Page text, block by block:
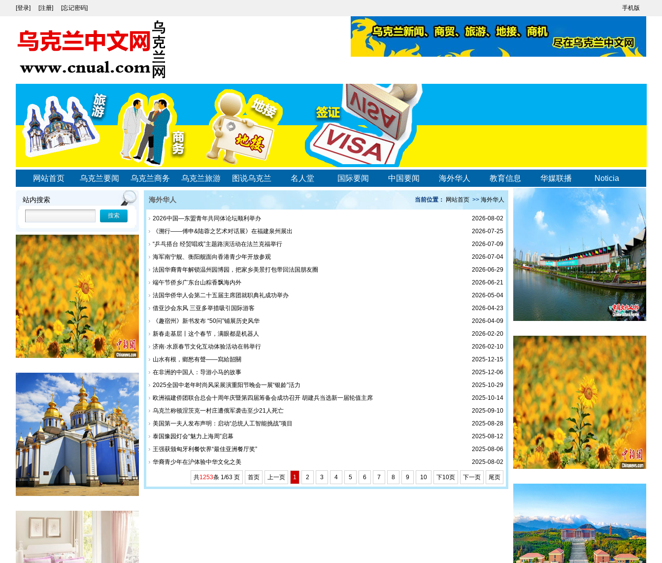
手机版
[登录] [注册] [忘记密码]
网站首页 乌克兰要闻 乌克兰商务 乌克兰旅游 图说乌克兰 名人堂 国际要闻 中国要闻 海外华人 教育信息 华媒联播 Noticia
站内搜索 当前位置： 网站首页 >> 海外华人
海外华人
2026-08-02
2026中国—东盟青年共同体论坛顺利举办
2026-07-25
《溯行——傅申&陆蓉之艺术对话展》在福建泉州展出
2026-07-09
“乒乓搭台 经贸唱戏”主题路演活动在法兰克福举行
2026-07-04
海军南宁舰、衡阳舰面向香港青少年开放参观
2026-06-29
法国华裔青年解锁温州园博园，把家乡美景打包带回法国朋友圈
2026-06-21
端午节侨乡广东台山粽香飘海内外
2026-05-04
法国华侨华人会第二十五届主席团就职典礼成功举办
2026-04-23
借亚沙会东风 三亚多举措吸引国际游客
2026-04-09
《趣宿州》新书发布 “50问”铺展历史风华
2026-02-20
新春走基层丨这个春节，满眼都是机器人
2026-02-10
济南·水原春节文化互动体验活动在韩举行
2025-12-15
山水有根，鄉愁有聲——寫給韶關
2025-12-06
在非洲的中国人：导游小马的故事
2025-10-29
2025全国中老年时尚风采展演重阳节晚会一展“银龄”活力
2025-10-14
欧洲福建侨团联合总会十周年庆暨第四届筹备会成功召开 胡建兵当选新一届轮值主席
2025-09-10
乌克兰称顿涅茨克一村庄遭俄军袭击至少21人死亡
2025-08-28
美国第一夫人发布声明：启动“总统人工智能挑战”项目
2025-08-12
泰国豫园灯会“魅力上海周”启幕
2025-08-06
王强获颁匈牙利餐饮界“最佳亚洲餐厅奖”
2025-08-02
华裔青少年在沪体验中华文化之美
共1253条 1/63 页 首页 上一页 1 2 3 4 5 6 7 8 9 10 下10页 下一页 尾页